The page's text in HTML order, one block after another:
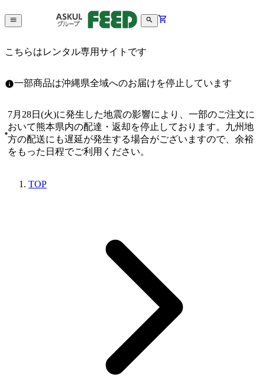
こちらはレンタル専用サイトです
一部商品は沖縄県全域へのお届けを停止しています
7月28日(火)に発生した地震の影響により、一部のご注文に
おいて熊本県内の配達・返却を停止しております。九州地
方の配送にも遅延が発生する場合がございますので、余裕
をもった日程でご利用ください。
TOP